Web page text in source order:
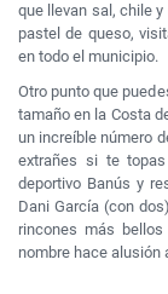
que llevan sal, chile
pastel de queso,
en todo el municipio.
Otro punto que
tamaño en la Costa
un increíble número
extrañes si te
deportivo Banús y
Dani García (con
rincones más
nombre hace alusión